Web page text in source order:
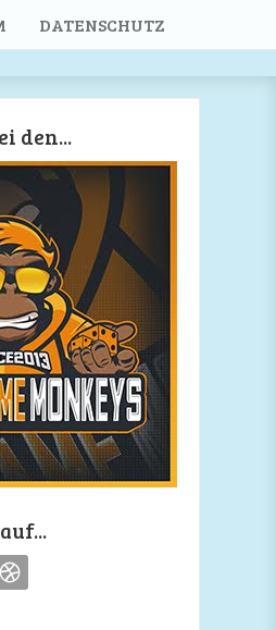
DATENSCHUTZ
den...